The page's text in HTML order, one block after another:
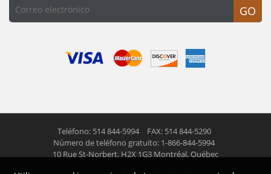
GO
Teléfono: 514 844-5994
FAX: 514 844-5290
Número de teléfono gratuito: 1-866-844-5994
10 Rue St-Norbert, H2X 1G3 Montréal, Québec